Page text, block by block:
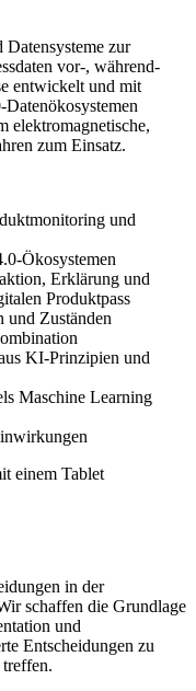
zur
vor-, während-
entwickelt und mit
elektromagnetische,
zum Einsatz.
und
Ökosystemen
Erklärung und
Produktpass
und Zuständen
KI-Prinzipien und
Maschine Learning
in der
schaffen die Grundlage
und
Entscheidungen zu